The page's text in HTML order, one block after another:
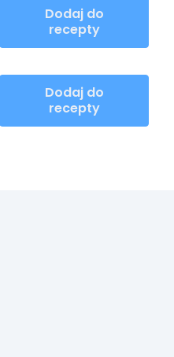
Dodaj do
recepty
Dodaj do
recepty